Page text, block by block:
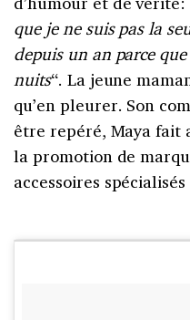
que je ne suis pas la
depuis un an parce
nuits“. La jeune
qu’en pleurer. Son
être repéré, Maya fait
la promotion de
accessoires